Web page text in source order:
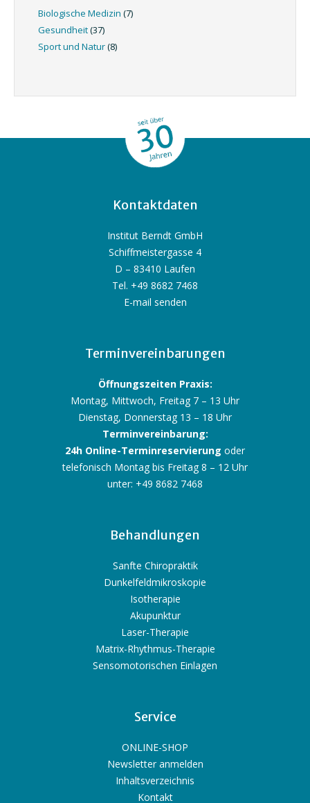
Biologische Medizin (7)
Gesundheit(37)
Sport und Natur(8)
Kontaktdaten
Institut Berndt GmbH
Schiffmeistergasse 4
D – 83410 Laufen
Tel. +49 8682 7468
E-mail senden
Terminvereinbarungen
Öffnungszeiten Praxis:
Montag, Mittwoch, Freitag 7 – 13 Uhr
Dienstag, Donnerstag 13 – 18 Uhr
Terminvereinbarung:
24h Online-Terminreservierung oder
telefonisch Montag bis Freitag 8 – 12 Uhr
unter: +49 8682 7468
Behandlungen
Sanfte Chiropraktik
Dunkelfeldmikroskopie
Isotherapie
Akupunktur
Laser-Therapie
Matrix-Rhythmus-Therapie
Sensomotorischen Einlagen
Service
ONLINE-SHOP
Newsletter anmelden
Inhaltsverzeichnis
Kontakt